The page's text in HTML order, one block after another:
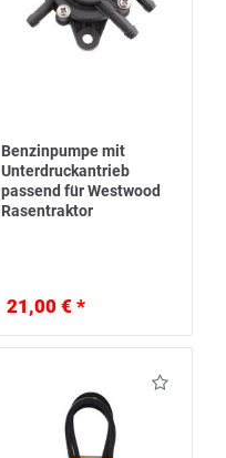
Benzinpumpe mit
Unterdruckantrieb
passend für Westwood
Rasentraktor
21,00 € *